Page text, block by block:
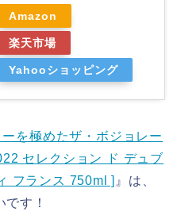
Amazon
楽天市場
Yahooショッピング
を極めたザ・ボジョレー
セレクション ド デュブ
フランス 750ml ] 』は、
す！